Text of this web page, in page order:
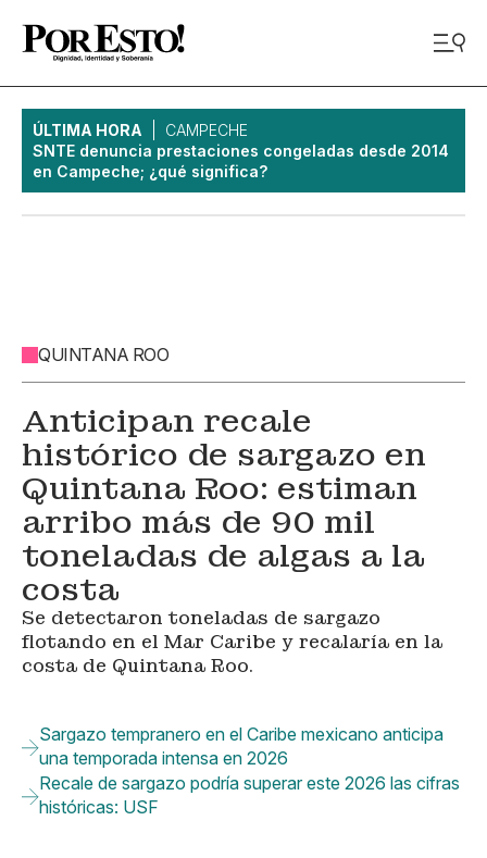
ÚLTIMA HORA
CAMPECHE
SNTE denuncia prestaciones congeladas desde 2014
en Campeche; ¿qué significa?
QUINTANA ROO
Anticipan recale
histórico de sargazo en
Quintana Roo: estiman
arribo más de 90 mil
toneladas de algas a la
costa
Se detectaron toneladas de sargazo
flotando en el Mar Caribe y recalaría en la
costa de Quintana Roo.
Sargazo tempranero en el Caribe mexicano anticipa
una temporada intensa en 2026
Recale de sargazo podría superar este 2026 las cifras
históricas: USF